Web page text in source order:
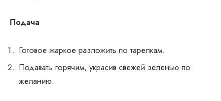
Подача
Готовое жаркое разложить по тарелкам.
Подавать горячим, украсив свежей зеленью по
желанию.